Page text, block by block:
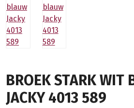
BROEK STARK WIT
JACKY 4013 589